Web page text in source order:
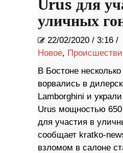
Urus для
уличных
22/02/2020 / 3:16 /
Новое,
В Бостоне
ворвались в
Lamborghini и
Urus мощностью
для участия в
сообщает kratko-
взломом в салоне